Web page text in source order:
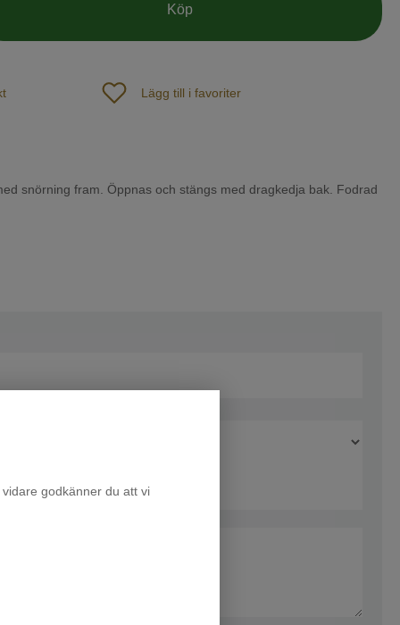
godkänner du att vi
Köp
Lägg till i favoriter
snörning fram. Öppnas och stängs med dragkedja bak. Fodrad